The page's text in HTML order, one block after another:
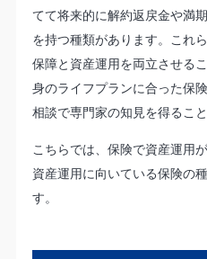
てて将来的に解約返戻金や満
を持つ種類があります。これ
保障と資産運用を両立させる
身のライフプランに合った保
相談で専門家の知見を得るこ
こちらでは、保険で資産運用
資産運用に向いている保険の
す。